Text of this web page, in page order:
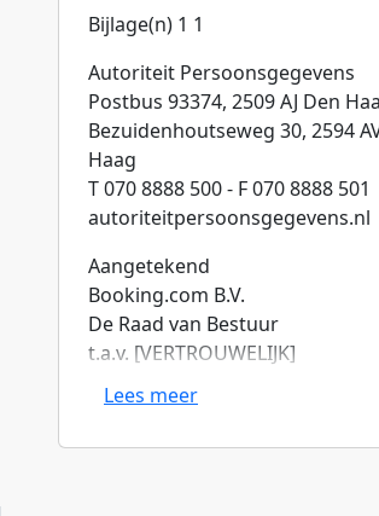
Bijlage(n) 1 1
Autoriteit Persoonsgegevens
Postbus 93374, 2509 AJ Den
Bezuidenhoutseweg 30, 2594
Haag
T 070 8888 500 - F 070 8888 501
autoriteitpersoonsgegevens.nl
Aangetekend
Booking.com B.V.
De Raad van Bestuur
t.a.v. [VERTROUWELIJK]
Postbus 1639
1000 BP Amsterdam
Lees meer